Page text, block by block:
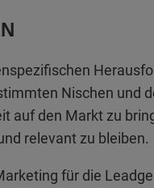
Nischen und
auf den Markt zu
relevant zu bleiben.
für die